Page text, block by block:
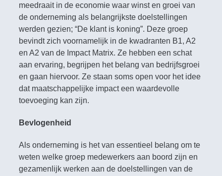
meedraait in de economie waar winst en groei van
de onderneming als belangrijkste doelstellingen
werden gezien; “De klant is koning”. Deze groep
bevindt zich voornamelijk in de kwadranten B1, A2
en A2 van de Impact Matrix. Ze hebben een schat
aan ervaring, begrijpen het belang van bedrijfsgroei
en gaan hiervoor. Ze staan soms open voor het idee
dat maatschappelijke impact een waardevolle
toevoeging kan zijn.
Bevlogenheid
Als onderneming is het van essentieel belang om te
weten welke groep medewerkers aan boord zijn en
gezamenlijk werken aan de doelstellingen van de